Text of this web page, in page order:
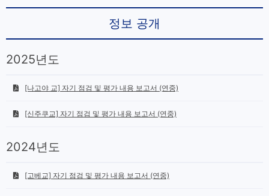
정보 공개
2025년도
[나고야 교] 자기 점검 및 평가 내용 보고서 (연중)
[신주쿠교] 자기 점검 및 평가 내용 보고서 (연중)
2024년도
[고베교] 자기 점검 및 평가 내용 보고서 (연중)